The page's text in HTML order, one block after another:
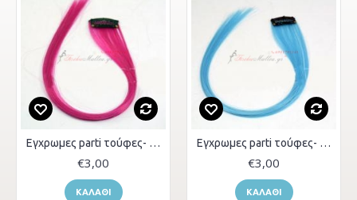
Εγχρωμες parti τούφες- dark Pink
€3,00
ΚΑΛΆΘΙ
Εγχρωμες parti τούφες- Light blue 2
€3,00
ΚΑΛΆΘΙ